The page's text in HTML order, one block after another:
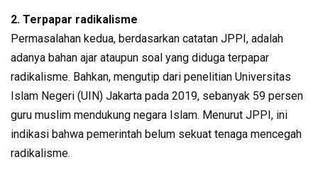
2. Terpapar radikalisme
Permasalahan kedua, berdasarkan catatan JPPI, adalah
adanya bahan ajar ataupun soal yang diduga terpapar
radikalisme. Bahkan, mengutip dari penelitian Universitas
Islam Negeri (UIN) Jakarta pada 2019, sebanyak 59 persen
guru muslim mendukung negara Islam. Menurut JPPI, ini
indikasi bahwa pemerintah belum sekuat tenaga mencegah
radikalisme.